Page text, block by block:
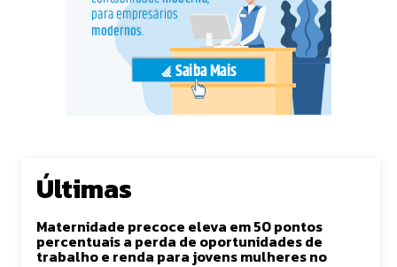
Últimas
Maternidade precoce eleva em 50 pontos
percentuais a perda de oportunidades de
trabalho e renda para jovens mulheres no